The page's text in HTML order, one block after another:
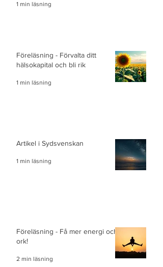
1 min läsning
Föreläsning - Förvalta ditt
hälsokapital och bli rik
1 min läsning
Artikel i Sydsvenskan
1 min läsning
Föreläsning - Få mer energi och
ork!
2 min läsning